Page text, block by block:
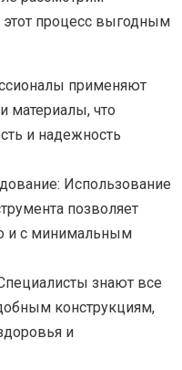
процесс выгодным
применяют
материалы, что
и надежность
Использование
позволяет
и с минимальным
знают все
конструкциям,
и